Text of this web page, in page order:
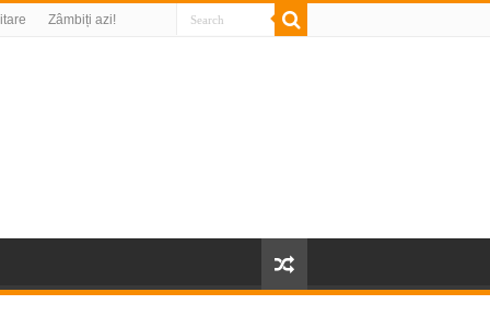
Zâmbiți azi!